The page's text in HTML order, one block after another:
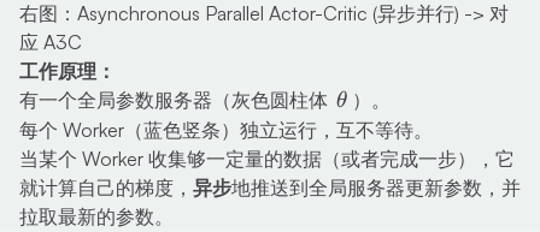
右图：Asynchronous Parallel Actor-Critic (异步并行) -> 对
应 A3C
工作原理：
有一个全局参数服务器（灰色圆柱体 \theta
θ ）。
每个 Worker（蓝色竖条）独立运行，互不等待。
当某个 Worker 收集够一定量的数据（或者完成一步），它
就计算自己的梯度， 异步地推送到全局服务器更新参数，并
拉取最新的参数。